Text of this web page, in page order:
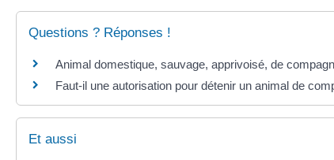
Questions ? Réponses !
Animal domestique, sauvage, apprivoisé, de
Faut-il une autorisation pour détenir un animal de
Et aussi